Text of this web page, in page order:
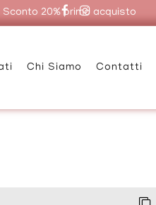
Sconto 20% primo acquisto
Chi Siamo Contatti